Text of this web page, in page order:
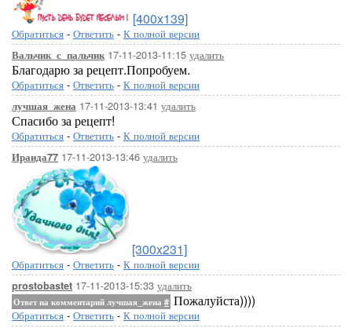
[400x139]
Обратиться - Ответить - К полной версии
Вальчик_с_пальчик17-11-2013-11:15 удалить
Благодарю за рецепт.Попробуем.
Обратиться - Ответить - К полной версии
лучшая_жена 17-11-2013-13:41 удалить
Спасибо за рецепт!
Обратиться - Ответить - К полной версии
Ираида77 17-11-2013-13:46 удалить
[300x231]
Обратиться - Ответить - К полной версии
prostobastet 17-11-2013-15:33 удалить
Ответ на комментарий лучшая_жена # Пожалуйста))))
Обратиться - Ответить - К полной версии